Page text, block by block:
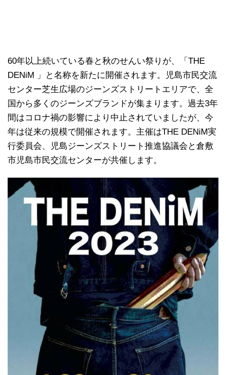
60年以上続いている春と秋のせんい祭りが、「THE
DENiM 」と名称を新たに開催されます。児島市民交流
センター芝生広場のジーンズストリートエリアで、全
国から多くのジーンズブランドが集まります。過去3年
間はコロナ禍の影響により中止されていましたが、今
年は従来の規模で開催されます。主催はTHE DENiM実
行委員会、児島ジーンズストリート推進協議会と倉敷
市児島市民交流センターが共催します。